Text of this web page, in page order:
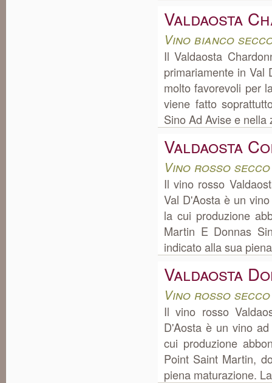
Valdaosta
Vino bianco
Il Valdaosta
primariamente in Val
molto favorevoli per
viene fatto
Sino Ad Avise e
Valdaosta
Vino rosso
Il vino rosso
Val D'Aosta è un
la cui produzione
Martin E Donnas
indicato alla sua
Valdaosta
Vino rosso
Il vino rosso
D'Aosta è un vino
cui produzione
Point Saint Martin,
piena maturazione.